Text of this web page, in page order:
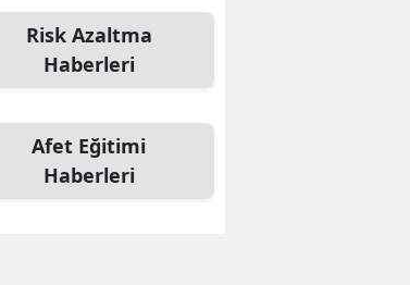
Risk Azaltma
Haberleri
Afet Eğitimi
Haberleri